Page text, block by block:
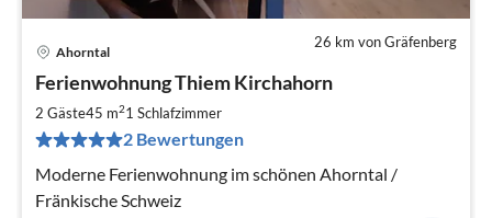
26 km von Gräfenberg
Ahorntal
Ferienwohnung Thiem Kirchahorn
2 Gäste45 m21 Schlafzimmer
2 Bewertungen
Moderne Ferienwohnung im schönen Ahorntal /
Fränkische Schweiz